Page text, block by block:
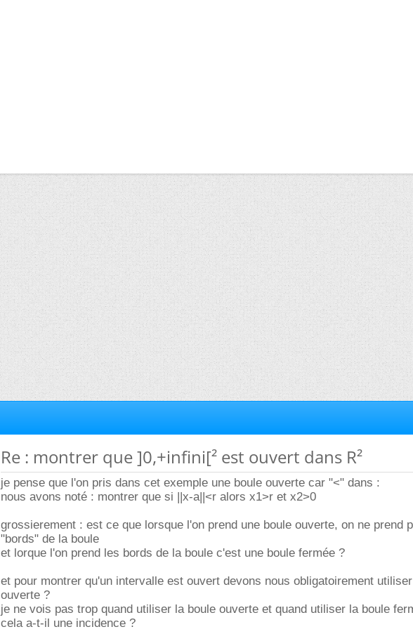
Re : montrer que ]0,+infini[² est ouvert dans R²
je pense que l'on pris dans cet exemple une boule ouverte car "<" dans :
nous avons noté : montrer que si ||x-a||<r alors x1>r et x2>0
grossierement : est ce que lorsque l'on prend une boule ouverte, on ne prend
"bords" de la boule
et lorque l'on prend les bords de la boule c'est une boule fermée ?
et pour montrer qu'un intervalle est ouvert devons nous obligatoirement
ouverte ?
je ne vois pas trop quand utiliser la boule ouverte et quand utiliser la boule
cela a-t-il une incidence ?